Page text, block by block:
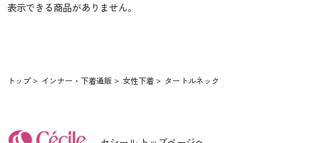
表示できる商品がありません。
トップ インナー・下着通販 女性下着 タートルネック